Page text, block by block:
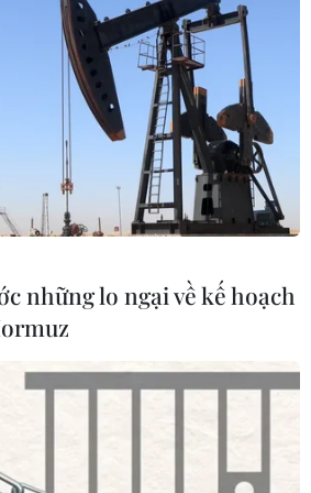
nghị sắt son giữa
quân sự Nga với
điều tra ban
tâm London
thành lập căn
trực với Mỹ
những lo ngại về kế hoạch